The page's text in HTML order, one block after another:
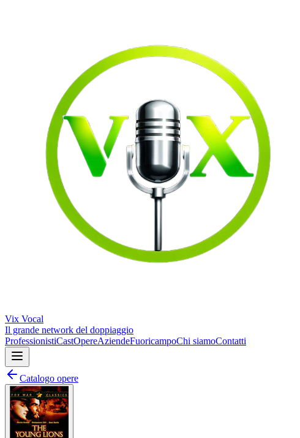
Vix Vocal
Il grande network del doppiaggio
ProfessionistiCastOpereAziendeFuoricampoChi siamoContatti
Catalogo opere